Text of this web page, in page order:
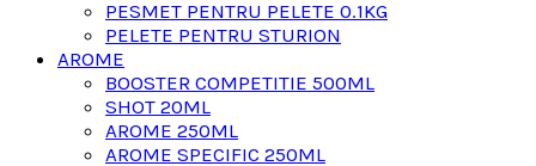
PESMET PENTRU PELETE 0.1KG
PELETE PENTRU STURION
AROME
BOOSTER COMPETITIE 500ML
SHOT 20ML
AROME 250ML
AROME SPECIFIC 250ML